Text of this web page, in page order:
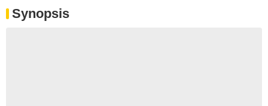
Synopsis